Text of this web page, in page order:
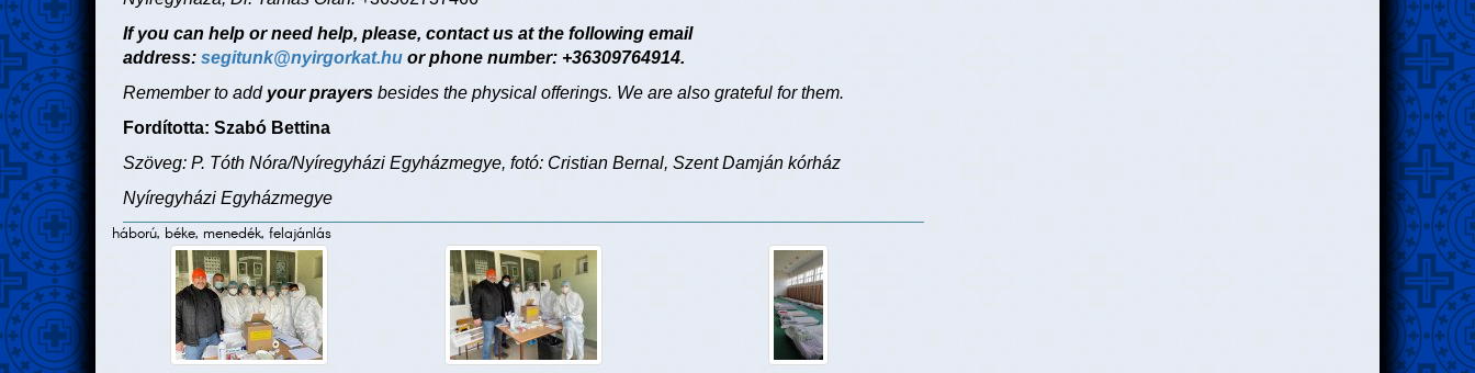
If you can help or need help, please, contact us at the following email
address: segitunk@nyirgorkat.hu or phone number: +36309764914.
Remember to add your prayers besides the physical offerings. We are also grateful for them.
Fordította: Szabó Bettina
Szöveg: P. Tóth Nóra/Nyíregyházi Egyházmegye, fotó: Cristian Bernal, Szent Damján kórház
Nyíregyházi Egyházmegye
háború, béke, menedék, felajánlás